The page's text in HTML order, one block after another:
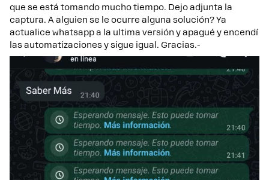
que se está tomando mucho tiempo. Dejo adjunta la
captura. A alguien se le ocurre alguna solución? Ya
actualice whatsapp a la ultima versión y apagué y encendí
las automatizaciones y sigue igual. Gracias.-